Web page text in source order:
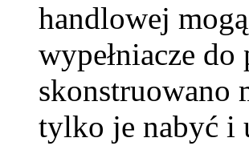
handlowej
wypełniacze
skonstruowano
tylko je nabyć i